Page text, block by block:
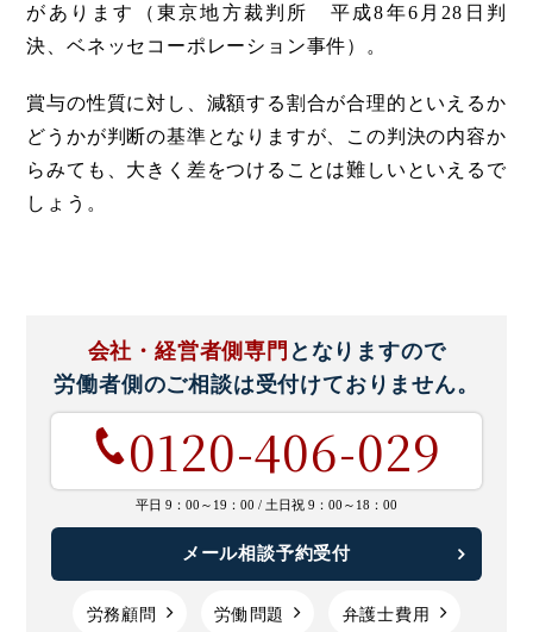
があります（東京地方裁判所 平成8年6月28日判
決、ベネッセコーポレーション事件）。
賞与の性質に対し、減額する割合が合理的といえるか
どうかが判断の基準となりますが、この判決の内容か
らみても、大きく差をつけることは難しいといえるで
しょう。
会社・経営者側専門 となりますので
労働者側のご相談は受付けておりません。
0120-406-029
平日 9：00～19：00 / 土日祝 9：00～18：00
メール相談予約受付
労務顧問 労働問題 弁護士費用